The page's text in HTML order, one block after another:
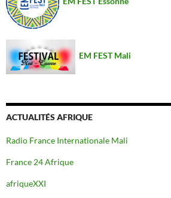
EM FEST Mali
ACTUALITÉS AFRIQUE
Radio France Internationale Mali
France 24 Afrique
afriqueXXI